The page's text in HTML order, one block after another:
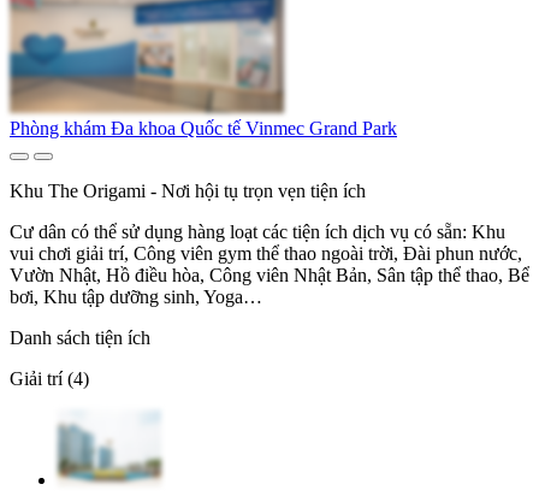
Phòng khám Đa khoa Quốc tế Vinmec Grand Park
Khu The Origami - Nơi hội tụ trọn vẹn tiện ích
Cư dân có thể sử dụng hàng loạt các tiện ích dịch vụ có sẵn: Khu
vui chơi giải trí, Công viên gym thể thao ngoài trời, Đài phun nước,
Vườn Nhật, Hồ điều hòa, Công viên Nhật Bản, Sân tập thể thao, Bể
bơi, Khu tập dưỡng sinh, Yoga…
Danh sách tiện ích
Giải trí (4)